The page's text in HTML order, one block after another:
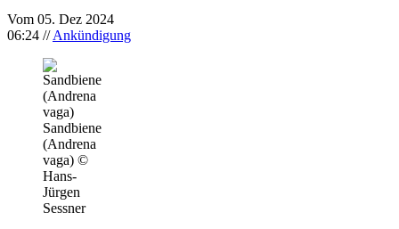
Vom 05. Dez 2024
06:24 //Ankündigung
Sandbiene
(Andrena
vaga) ©
Hans-
Jürgen
Sessner